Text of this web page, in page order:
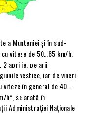
a Munteniei și în sud-
viteze de 50…65 km/h.
2 aprilie, pe arii
vestice, iar de vineri
în general de 40…
h”, se arată în
Administrației Naționale